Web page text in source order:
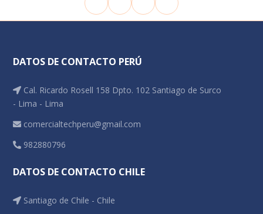
DATOS DE CONTACTO PERÚ
Cal. Ricardo Rosell 158 Dpto. 102 Santiago de Surco
- Lima - Lima
comercialtechperu@gmail.com
982880796
DATOS DE CONTACTO CHILE
Santiago de Chile - Chile